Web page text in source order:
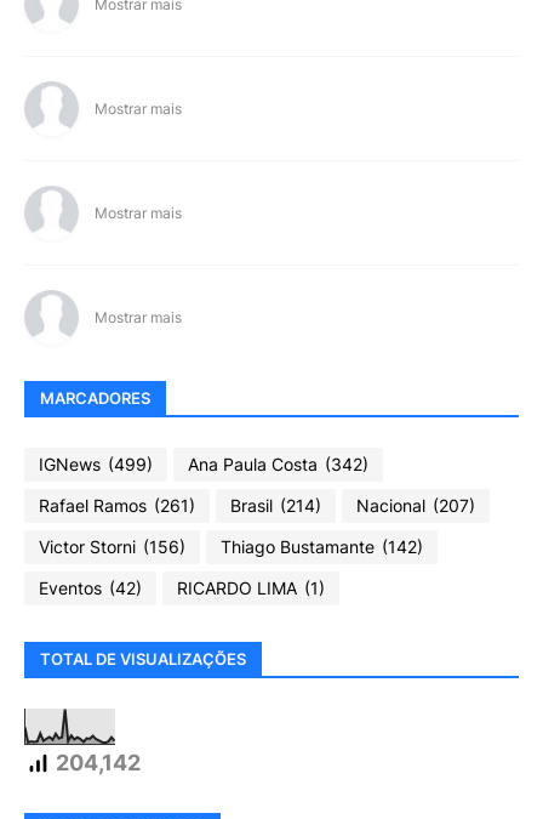
Mostrar mais
Mostrar mais
Mostrar mais
Mostrar mais
MARCADORES
IGNews (499) Ana Paula Costa (342)
Rafael Ramos (261) Brasil (214) Nacional (207)
Victor Storni (156) Thiago Bustamante (142)
Eventos (42) RICARDO LIMA (1)
TOTAL DE VISUALIZAÇÕES
204,142